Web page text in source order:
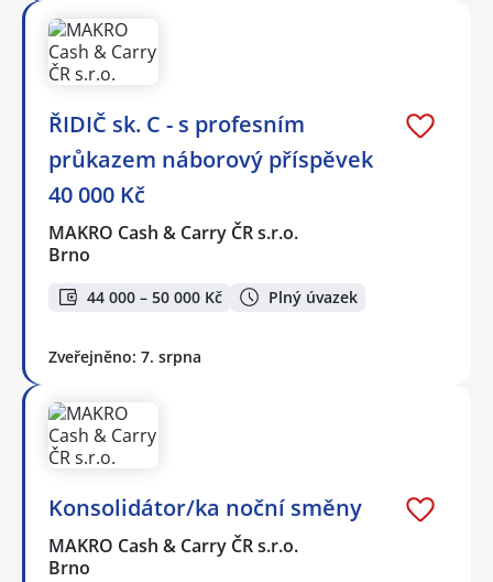
ŘIDIČ sk. C - s profesním
průkazem náborový příspěvek
40 000 Kč
MAKRO Cash & Carry ČR s.r.o.
Brno
44 000 – 50 000 Kč Plný úvazek
Zveřejněno: 7. srpna
Konsolidátor/ka noční směny
MAKRO Cash & Carry ČR s.r.o.
Brno